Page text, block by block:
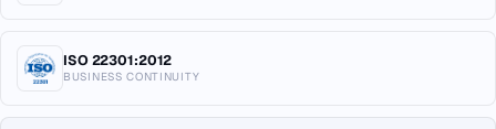
ISO 22301:2012
BUSINESS CONTINUITY